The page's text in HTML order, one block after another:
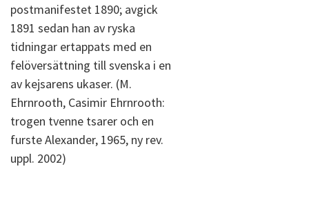
postmanifestet 1890; avgick
1891 sedan han av ryska
tidningar ertappats med en
felöversättning till svenska i en
av kejsarens ukaser. (M.
Ehrnrooth, Casimir Ehrnrooth:
trogen tvenne tsarer och en
furste Alexander, 1965, ny rev.
uppl. 2002)